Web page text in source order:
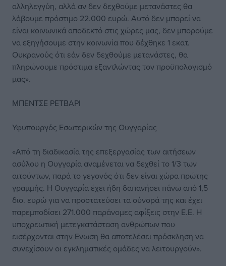
αλληλεγγύη, αλλά αν δεν δεχθούμε μετανάστες θα
λάβουμε πρόστιμο 22.000 ευρώ. Αυτό δεν μπορεί να
είναι κοινωνικά αποδεκτό στις χώρες μας, δεν μπορούμε
να εξηγήσουμε στην κοινωνία που δέχθηκε 1 εκατ.
Ουκρανούς ότι εάν δεν δεχθούμε μετανάστες, θα
πληρώνουμε πρόστιμα εξαντλώντας τον προϋπολογισμό
μας».
ΜΠΕΝΤΣΕ ΡΕΤΒΑΡΙ
Υφυπουργός Εσωτερικών της Ουγγαρίας
«Από τη διαδικασία της επεξεργασίας των αιτήσεων
ασύλου η Ουγγαρία αναμένεται να δεχθεί το 1/3 των
αιτούντων, παρά το γεγονός ότι δεν είναι χώρα πρώτης
γραμμής. Η Ουγγαρία έχει ήδη δαπανήσει πάνω από 1,5
δισ. ευρώ για να προστατεύσει τα σύνορά της και έχει
παρεμποδίσει 271.000 παράνομες αφίξεις στην Ε.Ε. Η
υποχρεωτική μετεγκατάσταση ανθρώπων που
εισέρχονται στην Ενωση θα αποτελέσει πρόσκληση να
συνεχίσουν οι εγκληματικές ομάδες να λειτουργούν».